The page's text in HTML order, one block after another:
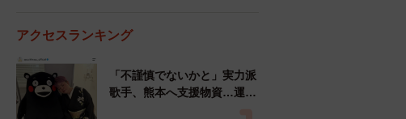
アクセスランキング
「不謹慎でないかと」実力派
歌手、熊本へ支援物資…運搬